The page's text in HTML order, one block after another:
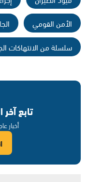
الأمن القومي
سلسلة من الانتهاكات
تابع
أخبار